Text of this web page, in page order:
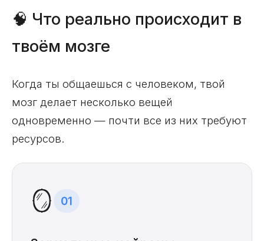
🧠 Что реально происходит в
твоём мозге
Когда ты общаешься с человеком, твой
мозг делает несколько вещей
одновременно — почти все из них требуют
ресурсов.
🪞 01